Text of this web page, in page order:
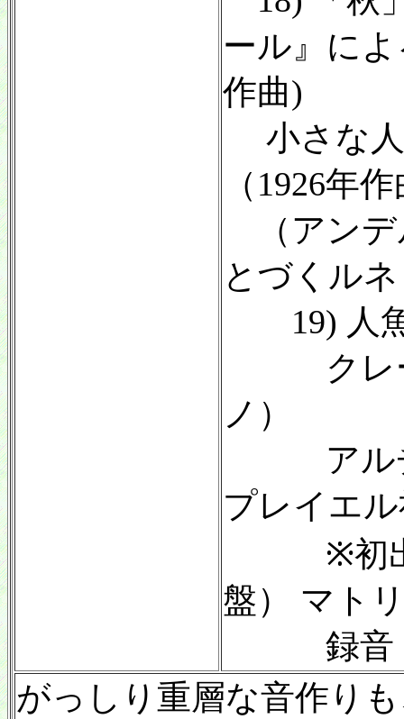
ール』に
作曲)
小さな人
（1926年
（アンデ
とづくル
19) 人魚
クレー
ノ）
アルチ
プレイエ
※初出：
盤） マト
録音：
がっしり重層な音作り